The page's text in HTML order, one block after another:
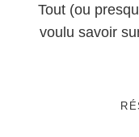
Tout (ou
voulu savoir